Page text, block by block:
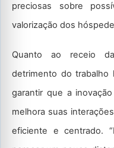
preciosas sobre
valorização dos
Quanto ao receio
detrimento do trabalho
garantir que a
melhora suas
eficiente e centrado.